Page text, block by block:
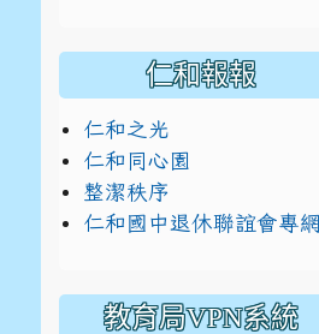
仁和報報
仁和之光
仁和同心園
整潔秩序
仁和國中退休聯誼會專網
教育局VPN系統